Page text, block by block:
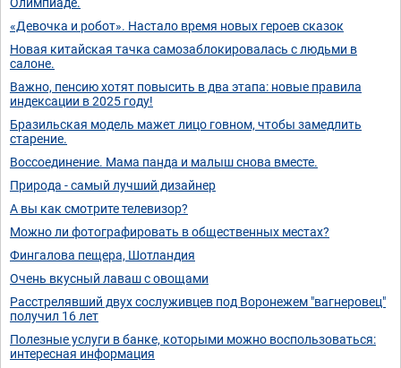
«Девочка и робот». Настало время новых героев сказок
Новая китайская тачка самозаблокировалась с людьми в
салоне.
Важно, пенсию хотят повысить в два этапа: новые правила
индексации в 2025 году!
Бразильская модель мажет лицо говном, чтобы замедлить
старение.
Воссоединение. Мама панда и малыш снова вместе.
Природа - самый лучший дизайнер
А вы как смотрите телевизор?
Можно ли фотографировать в общественных местах?
Фингалова пещера, Шотландия
Очень вкусный лаваш с овощами
Расстрелявший двух сослуживцев под Воронежем "вагнеровец"
получил 16 лет
Полезные услуги в банке, которыми можно воспользоваться:
интересная информация